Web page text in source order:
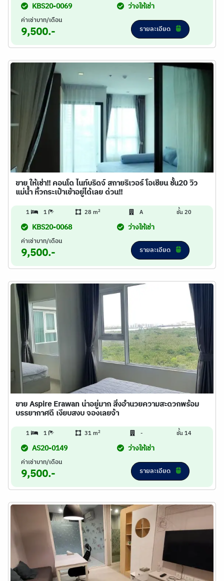
KBS20-0069 ว่างให้เช่า
ค่าเช่าบาท/เดือน
9,500.- รายละเอียด
ขาย ให้เช่า!! คอนโด ไนท์บริดจ์ สกายริเวอร์ โอเชียน ชั้น20 วิว
แม่น้ำ หิ้วกระเป๋าเข้าอยู่ได้เลย ด่วน!!
1 1 28 m2 A ชั้น 20
KBS20-0068 ว่างให้เช่า
ค่าเช่าบาท/เดือน
9,500.- รายละเอียด
ขาย Aspire Erawan น่าอยู่มาก สิ่งอำนวยความสะดวกพร้อม
บรรยากาศดี เงียบสงบ จองเลยจ้า
1 1 31 m2 - ชั้น 14
AS20-0149 ว่างให้เช่า
ค่าเช่าบาท/เดือน
9,500.- รายละเอียด